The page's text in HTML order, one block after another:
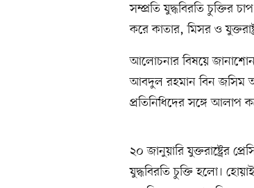
সম্প্রতি যুদ্ধবিরতি চুক্তির
করে কাতার, মিসর ও
আলোচনার বিষয়ে
আবদুল রহমান বিন জসিম
প্রতিনিধিদের সঙ্গে আলাপ
২০ জানুয়ারি যুক্তরাষ্ট্রের
যুদ্ধবিরতি চুক্তি হলো।